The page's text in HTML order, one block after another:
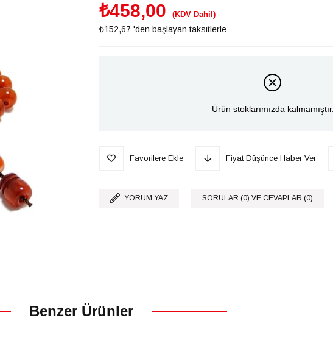
₺458,00 (KDV Dahil)
₺152,67 'den başlayan taksitlerle
Ürün stoklarımızda kalmamıştır.
Favorilere Ekle Fiyat Düşünce Haber Ver
YORUM YAZ SORULAR (0) VE CEVAPLAR (0)
Benzer Ürünler